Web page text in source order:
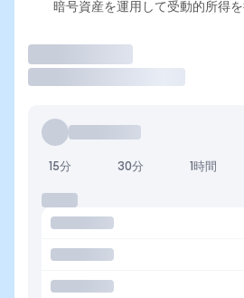
暗号資産を運用して受動的所得を
15分 30分 1時間